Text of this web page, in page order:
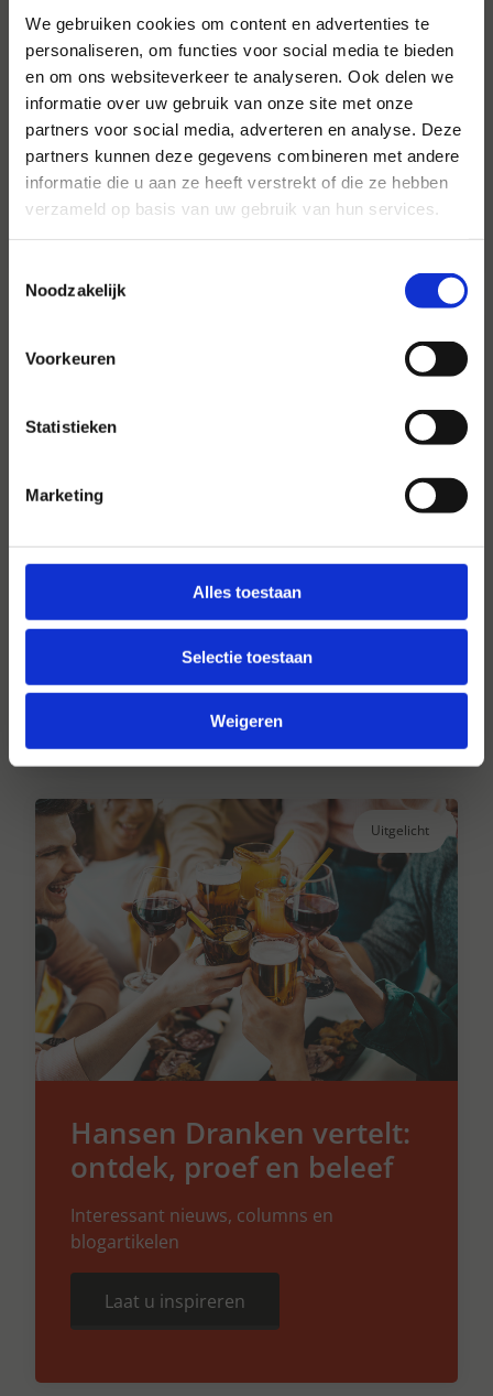
We gebruiken cookies om content en advertenties te
personaliseren, om functies voor social media te bieden
en om ons websiteverkeer te analyseren. Ook delen we
informatie over uw gebruik van onze site met onze
partners voor social media, adverteren en analyse. Deze
partners kunnen deze gegevens combineren met andere
informatie die u aan ze heeft verstrekt of die ze hebben
verzameld op basis van uw gebruik van hun services.
Noodzakelijk
Voorkeuren
Statistieken
Marketing
Alles toestaan
Selectie toestaan
Weigeren
Voor al uw evenementen en
partijen
Hansen Evenementen is uw partner voor
evenementen van groot tot klein.
Lees verder
Hansen Dranken sinds 1947
Al ruim 75 jaar uw grote onafhankelijke
drankengroothandel.
Uitgelicht
Hansen Dranken vertelt:
ontdek, proef en beleef
Interessant nieuws, columns en
blogartikelen
Laat u inspireren